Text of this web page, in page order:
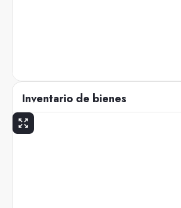
Inventario de bienes